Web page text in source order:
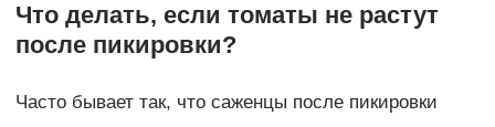
Что делать, если томаты не растут
после пикировки?
Часто бывает так, что саженцы после пикировки